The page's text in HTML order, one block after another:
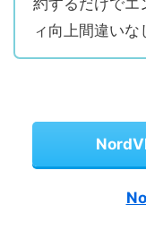
約するだけでエ
ィ向上間違いな